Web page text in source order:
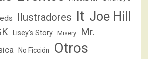
Ilustradores It Joe Hill
Lisey's Story Misery
Mr.
No Ficción
Otros